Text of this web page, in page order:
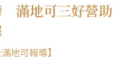
滿地可三好營助
地可報導】